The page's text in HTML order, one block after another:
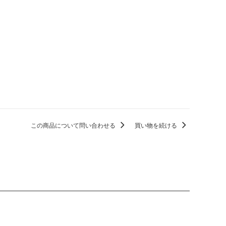
この商品について問い合わせる 買い物を続ける